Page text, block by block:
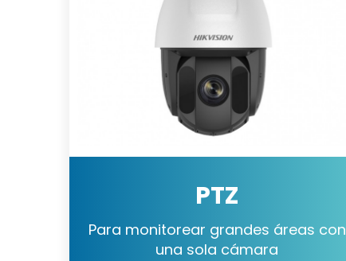
PTZ
Para monitorear grandes áreas con
una sola cámara